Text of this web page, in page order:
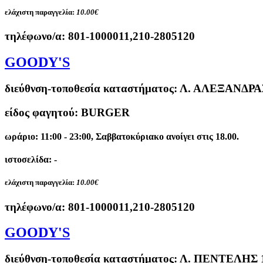
ελάχιστη παραγγελία: 10.00€
τηλέφωνο/α: 801-1000011,210-2805120
GOODY'S
διεύθνση-τοποθεσία καταστήματος: Λ.
είδος φαγητού: BURGER
ωράριο: 11:00 - 23:00, Σαββατοκύριακο ανοίγει στις 18.00.
ιστοσελίδα: -
ελάχιστη παραγγελία: 10.00€
τηλέφωνο/α: 801-1000011,210-2805120
GOODY'S
διεύθνση-τοποθεσία καταστήματος: Λ. ΠΕΝΤΕΛΗΣ